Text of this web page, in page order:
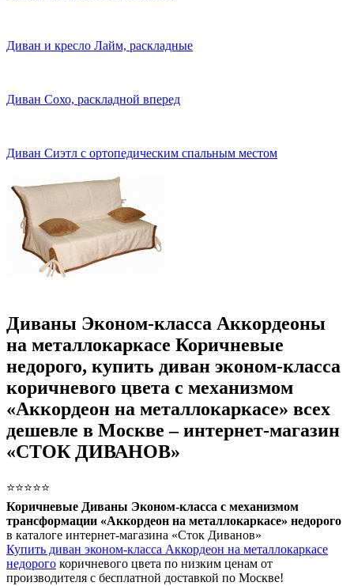
Диван и кресло Лайм, раскладные
Диван Сохо, раскладной вперед
Диван Сиэтл с ортопедическим спальным местом
Диваны Эконом-класса Аккордеоны
на металлокаркасе Коричневые
недорого, купить диван эконом-класса
коричневого цвета с механизмом
«Аккордеон на металлокаркасе» всех
дешевле в Москве – интернет-магазин
«СТОК ДИВАНОВ»
⭐⭐⭐⭐⭐
Коричневые Диваны Эконом-класса с механизмом
трансформации «Аккордеон на металлокаркасе» недорого
в каталоге интернет-магазина «Сток Диванов»
Купить диван эконом-класса Аккордеон на металлокаркасе
недорого коричневого цвета по низким ценам от
производителя с бесплатной доставкой по Москве!